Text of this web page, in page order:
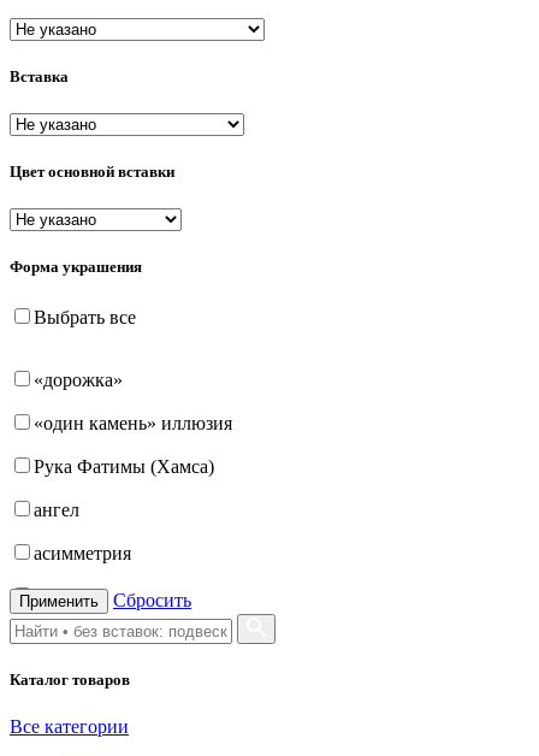
Вставка
Цвет основной вставки
Форма украшения
Выбрать все
«дорожка»
«один камень» иллюзия
Рука Фатимы (Хамса)
ангел
асимметрия
бабочка
бантик
башня
бесконечность
Применить Сбросить
Каталог товаров
Все категории